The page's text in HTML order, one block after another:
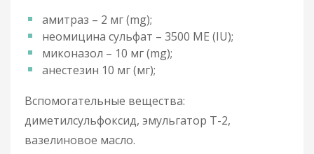
амитраз – 2 мг (mg);
неомицина сульфат – 3500 МЕ (IU);
миконазол – 10 мг (mg);
анестезин 10 мг (мг);
Вспомогательные вещества:
диметилсульфоксид, эмульгатор Т-2,
вазелиновое масло.